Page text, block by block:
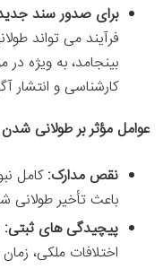
برای صدور سند
فرآیند می تواند
بینجامد، به ویژه در
کارشناسی و انتشار
عوامل مؤثر بر طولانی شدن
نقص مدارک:کامل
باعث تأخیر طولانی
پیچیدگی های ثبتی:
اختلافات ملکی،